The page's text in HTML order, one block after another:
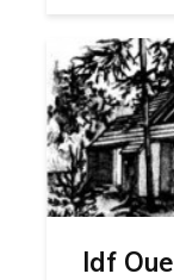
Idf